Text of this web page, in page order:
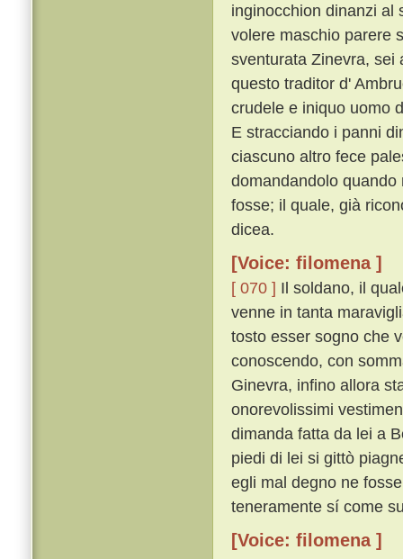
inginocchion dinanzi al
volere maschio parere
sventurata Zinevra, sei
questo traditor d'
crudele e iniquo uomo
E stracciando i panni
ciascuno altro fece
domandandolo
fosse; il quale, già
dicea.
[Voice: filomena ]
[ 070 ] Il soldano, il
venne in tanta
tosto esser sogno che
conoscendo, con
Ginevra, infino allora
onorevolissimi
dimanda fatta da lei a
piedi di lei si gittò
egli mal degno ne
teneramente sí come
[Voice: filomena ]